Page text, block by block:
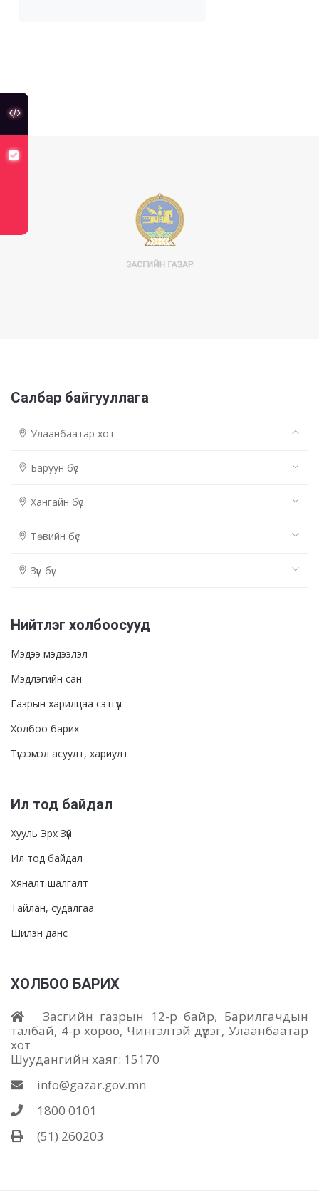
Салбар байгууллага
Улаанбаатар хот
Баруун бүс
Хангайн бүс
Төвийн бүс
Зүүн бүс
Нийтлэг холбоосууд
Мэдээ мэдээлэл
Мэдлэгийн сан
Газрын харилцаа сэтгүүл
Холбоо барих
Түгээмэл асуулт, хариулт
Ил тод байдал
Хууль Эрх Зүй
Ил тод байдал
Хяналт шалгалт
Тайлан, судалгаа
Шилэн данс
ХОЛБОО БАРИХ
Засгийн газрын 12-р байр, Барилгачдын
талбай, 4-р хороо, Чингэлтэй дүүрэг, Улаанбаатар
хот
Шуудангийн хаяг: 15170
info@gazar.gov.mn
1800 0101
(51) 260203